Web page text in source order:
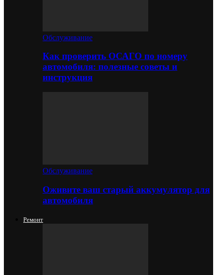
Обслуживание
Как проверить ОСАГО по номеру
автомобиля: полезные советы и
инструкция
Обслуживание
Оживите ваш старый аккумулятор для
автомобиля
Ремонт